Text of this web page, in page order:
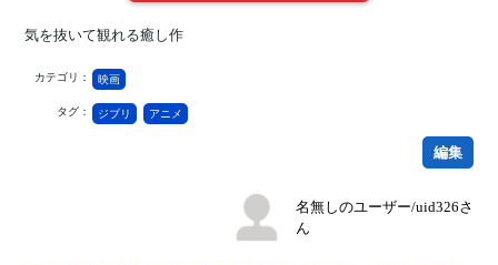
気を抜いて観れる癒し作
カテゴリ： 映画
タグ： ジブリ アニメ
編集
名無しのユーザー/uid326さ
ん